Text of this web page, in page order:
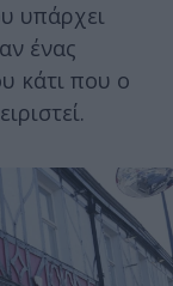
υπάρχει
ένας
κάτι που ο